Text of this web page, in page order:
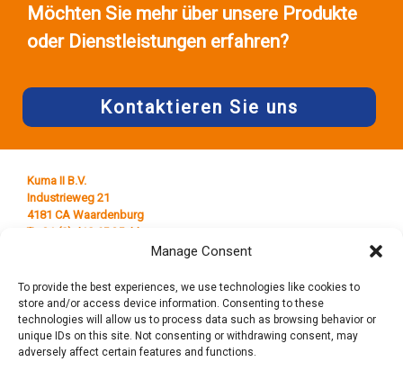
Manage Consent
To provide the best experiences, we use technologies like cookies to
store and/or access device information. Consenting to these
technologies will allow us to process data such as browsing behavior or
unique IDs on this site. Not consenting or withdrawing consent, may
adversely affect certain features and functions.
Möchten Sie mehr über unsere Produkte
oder Dienstleistungen erfahren?
Kontaktieren Sie uns
Kuma II B.V.
Industrieweg 21
4181 CA Waardenburg
T +31 (0) 418 65 25 44